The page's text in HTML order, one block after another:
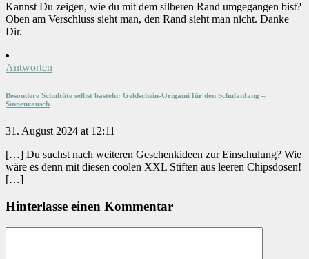
Kannst Du zeigen, wie du mit dem silberen Rand umgegangen bist?
Oben am Verschluss sieht man, den Rand sieht man nicht. Danke
Dir.
Antworten
Besondere Schultüte selbst basteln: Geldschein-Origami für den Schulanfang –
Sinnenrausch
31. August 2024 at 12:11
[…] Du suchst nach weiteren Geschenkideen zur Einschulung? Wie
wäre es denn mit diesen coolen XXL Stiften aus leeren Chipsdosen!
[…]
Hinterlasse einen Kommentar